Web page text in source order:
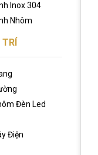
Inox 304
Nhôm
TRÍ
Đèn Led
Điện